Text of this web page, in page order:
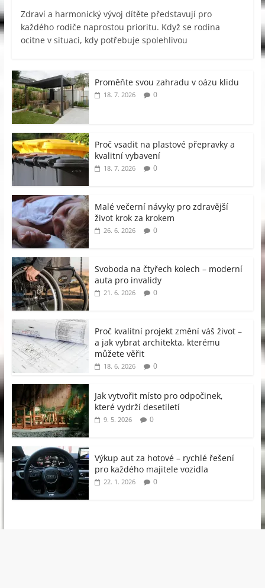
Zdraví a harmonický vývoj dítěte představují pro
každého rodiče naprostou prioritu. Když se rodina
ocitne v situaci, kdy potřebuje spolehlivou
Proměňte svou zahradu v oázu klidu
18. 7. 2026 0
Proč vsadit na plastové přepravky a
kvalitní vybavení
18. 7. 2026 0
Malé večerní návyky pro zdravější
život krok za krokem
26. 6. 2026 0
Svoboda na čtyřech kolech – moderní
auta pro invalidy
21. 6. 2026 0
Proč kvalitní projekt změní váš život –
a jak vybrat architekta, kterému
můžete věřit
18. 6. 2026 0
Jak vytvořit místo pro odpočinek,
které vydrží desetiletí
9. 5. 2026 0
Výkup aut za hotové – rychlé řešení
pro každého majitele vozidla
22. 1. 2026 0